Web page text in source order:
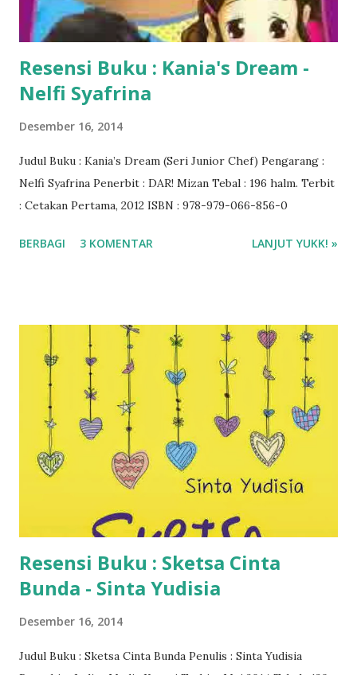
Resensi Buku : Kania's Dream -
Nelfi Syafrina
Desember 16, 2014
Judul Buku : Kania’s Dream (Seri Junior Chef) Pengarang :
Nelfi Syafrina Penerbit : DAR! Mizan Tebal : 196 halm. Terbit
: Cetakan Pertama, 2012 ISBN : 978-979-066-856-0
BERBAGI 3 KOMENTAR LANJUT YUKK! »
Resensi Buku : Sketsa Cinta
Bunda - Sinta Yudisia
Desember 16, 2014
Judul Buku : Sketsa Cinta Bunda Penulis : Sinta Yudisia